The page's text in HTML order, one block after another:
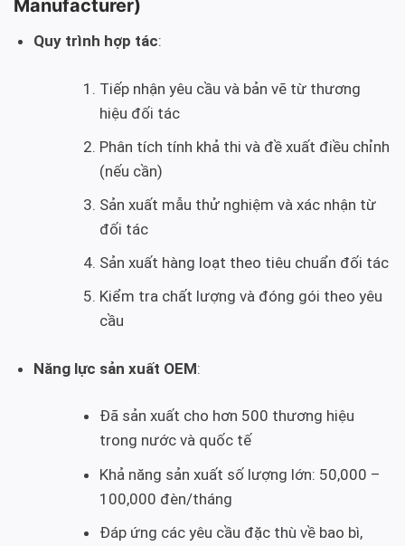
Manufacturer)
Quy trình hợp tác:
Tiếp nhận yêu cầu và bản vẽ từ thương
hiệu đối tác
Phân tích tính khả thi và đề xuất điều chỉnh
(nếu cần)
Sản xuất mẫu thử nghiệm và xác nhận từ
đối tác
Sản xuất hàng loạt theo tiêu chuẩn đối tác
Kiểm tra chất lượng và đóng gói theo yêu
cầu
Năng lực sản xuất OEM:
Đã sản xuất cho hơn 500 thương hiệu
trong nước và quốc tế
Khả năng sản xuất số lượng lớn: 50,000 –
100,000 đèn/tháng
Đáp ứng các yêu cầu đặc thù về bao bì,